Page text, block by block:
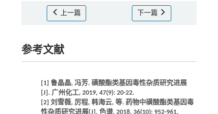
上一篇 下一篇
参考文献
[1] 鲁晶晶, 冯芳. 磺酸酯类基因毒性杂质研究进展
[J]. 广州化工, 2019, 47(9): 20-22.
[2] 刘雪薇, 厉程, 韩海云, 等. 药物中磺酸酯类基因毒
性杂质研究进展[J]. 色谱, 2018, 36(10): 952-961.